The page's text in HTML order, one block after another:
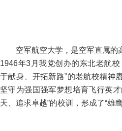
空军航空大学，是空军直属的
1946年3月我党创办的东北老航
于献身、开拓新路”的老航校精神
坚守为强国强军梦想培育飞行英
天、追求卓越”的校训，形成了“雄